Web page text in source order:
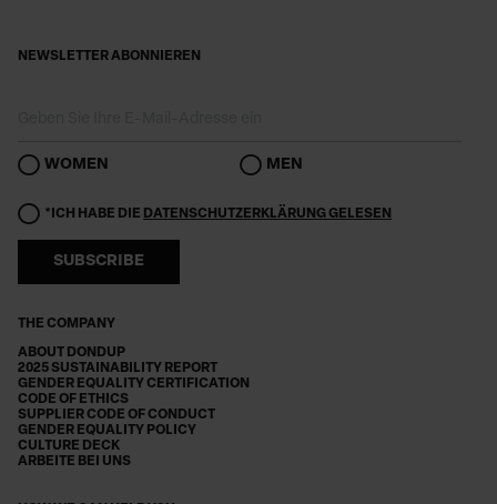
THE COMPANY
ABOUT DONDUP
2025 SUSTAINABILITY REPORT
GENDER EQUALITY CERTIFICATION
CODE OF ETHICS
SUPPLIER CODE OF CONDUCT
GENDER EQUALITY POLICY
CULTURE DECK
ARBEITE BEI UNS
NEWSLETTER ABONNIEREN
WOMEN MEN
*ICH HABE DIE DATENSCHUTZERKLÄRUNG GELESEN
SUBSCRIBE